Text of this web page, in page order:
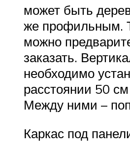
может быть
же профильным.
можно
заказать.
необходимо
расстоянии 50 см
Между ними –
Каркас под